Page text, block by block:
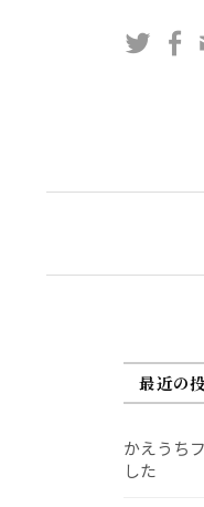
ス
最近の
かえうち
した